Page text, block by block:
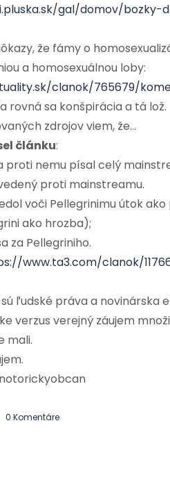
gal/domov/
že fámy o
a homosexuálnou loby:
clanok/765679/
rovná sa konšpirácia a tá lož.
zdrojov viem, že…
článku:
proti nemu písal celý
proti mainstreamu.
voči Pellegrinimu útok
ako hrozba);
za Pellegriniho.
www.ta3.com/clanok/
ľudské práva a novinárska
verzus verejný záujem
mali.
0 Komentáre